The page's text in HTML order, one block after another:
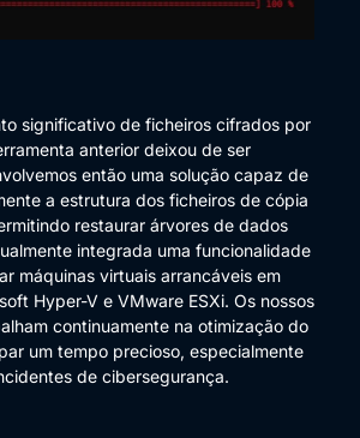
significativo de ficheiros cifrados por
anterior deixou de ser
então uma solução capaz de
a estrutura dos ficheiros de cópia
restaurar árvores de dados
integrada uma funcionalidade
máquinas virtuais arrancáveis em
Hyper-V e VMware ESXi. Os nossos
continuamente na otimização do
um tempo precioso, especialmente
de cibersegurança.